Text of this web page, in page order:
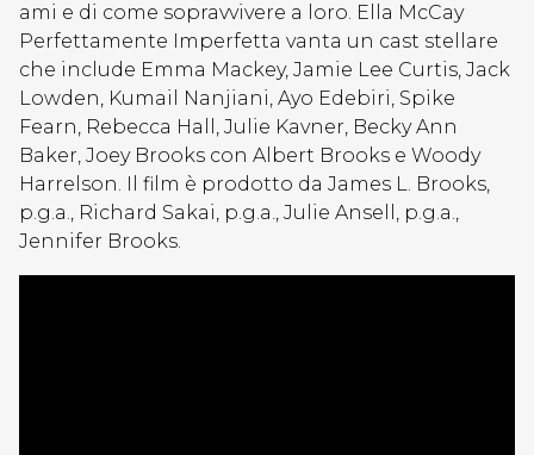
ami e di come sopravvivere a loro. Ella McCay
Perfettamente Imperfetta vanta un cast stellare
che include Emma Mackey, Jamie Lee Curtis, Jack
Lowden, Kumail Nanjiani, Ayo Edebiri, Spike
Fearn, Rebecca Hall, Julie Kavner, Becky Ann
Baker, Joey Brooks con Albert Brooks e Woody
Harrelson. Il film è prodotto da James L. Brooks,
p.g.a., Richard Sakai, p.g.a., Julie Ansell, p.g.a.,
Jennifer Brooks.